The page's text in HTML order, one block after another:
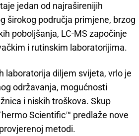
jedan od najraširenijih
širokog područja primjene, brzog
poboljšanja, LC-MS započinje
i rutinskim laboratorijima.
laboratorija diljem svijeta, vrlo je
održavanja, mogućnosti
i niskih troškova. Skup
Scientific™ predlaže nove
metodi.